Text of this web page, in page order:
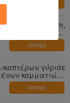
μέρη 120mm,
τα μέρη στη
επαφή
γύρισε
κομματιών
επαφή